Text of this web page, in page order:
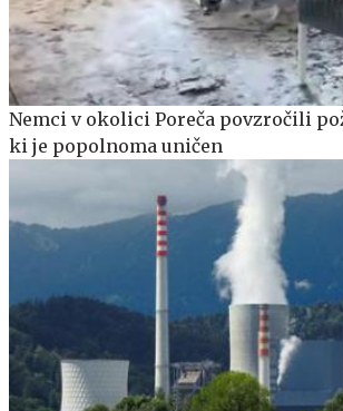
Nemci v okolici Poreča povzročili
ki je popolnoma uničen